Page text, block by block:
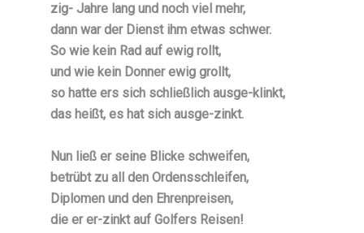
zig- Jahre lang und noch viel mehr,
dann war der Dienst ihm etwas schwer.
So wie kein Rad auf ewig rollt,
und wie kein Donner ewig grollt,
so hatte ers sich schließlich ausge-klinkt,
das heißt, es hat sich ausge-zinkt.
Nun ließ er seine Blicke schweifen,
betrübt zu all den Ordensschleifen,
Diplomen und den Ehrenpreisen,
die er er-zinkt auf Golfers Reisen!